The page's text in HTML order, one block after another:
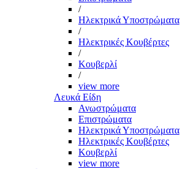
/
Ηλεκτρικά Υποστρώματα
/
Ηλεκτρικές Κουβέρτες
/
Κουβερλί
/
view more
Λευκά Είδη
Ανωστρώματα
Επιστρώματα
Ηλεκτρικά Υποστρώματα
Ηλεκτρικές Κουβέρτες
Κουβερλί
view more